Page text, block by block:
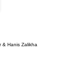
& Hanis Zalikha